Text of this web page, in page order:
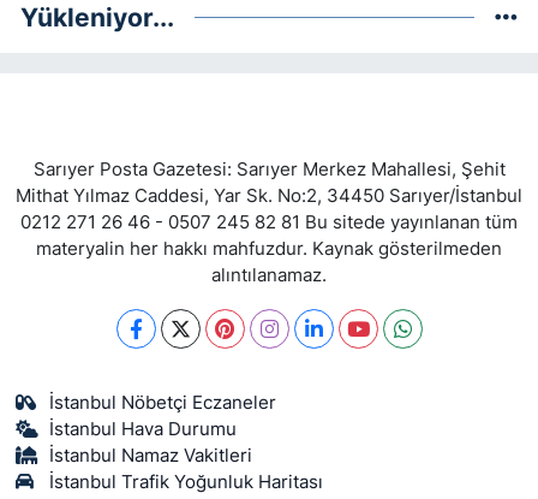
Yükleniyor...
Sarıyer Posta Gazetesi: Sarıyer Merkez Mahallesi, Şehit
Mithat Yılmaz Caddesi, Yar Sk. No:2, 34450 Sarıyer/İstanbul
0212 271 26 46 - 0507 245 82 81 Bu sitede yayınlanan tüm
materyalin her hakkı mahfuzdur. Kaynak gösterilmeden
alıntılanamaz.
İstanbul Nöbetçi Eczaneler
İstanbul Hava Durumu
İstanbul Namaz Vakitleri
İstanbul Trafik Yoğunluk Haritası